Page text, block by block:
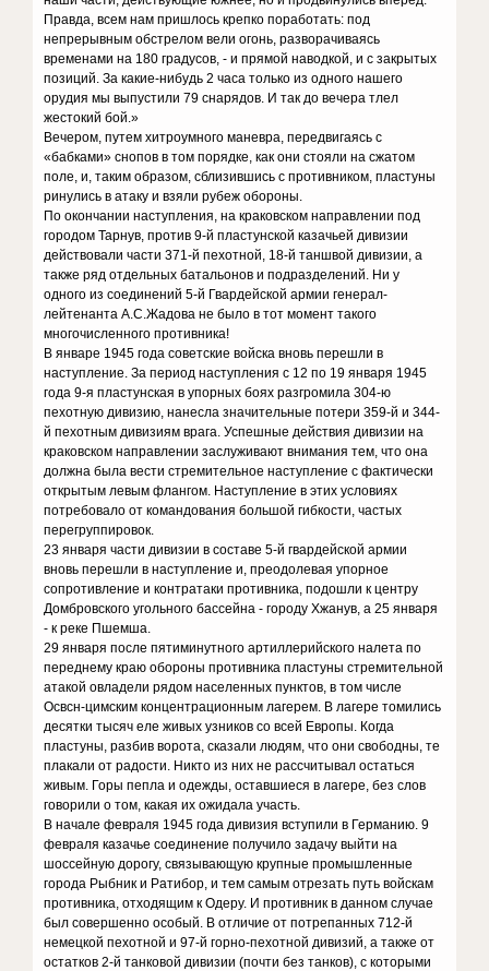
Правда, всем нам пришлось крепко поработать: под
непрерывным обстрелом вели огонь, разворачиваясь
временами на 180 градусов, - и прямой наводкой, и с закрытых
позиций. За какие-нибудь 2 часа только из одного нашего
орудия мы выпустили 79 снарядов. И так до вечера тлел
жестокий бой.»
Вечером, путем хитроумного маневра, передвигаясь с
«бабками» снопов в том порядке, как они стояли на сжатом
поле, и, таким образом, сблизившись с противником, пластуны
ринулись в атаку и взяли рубеж обороны.
По окончании наступления, на краковском направлении под
городом Тарнув, против 9-й пластунской казачьей дивизии
действовали части 371-й пехотной, 18-й таншвой дивизии, а
также ряд отдельных батальонов и подразделений. Ни у
одного из соединений 5-й Гвардейской армии генерал-
лейтенанта А.С.Жадова не было в тот момент такого
многочисленного противника!
В январе 1945 года советские войска вновь перешли в
наступление. За период наступления с 12 по 19 января 1945
года 9-я пластунская в упорных боях разгромила 304-ю
пехотную дивизию, нанесла значительные потери 359-й и 344-
й пехотным дивизиям врага. Успешные действия дивизии на
краковском направлении заслуживают внимания тем, что она
должна была вести стремительное наступление с фактически
открытым левым флангом. Наступление в этих условиях
потребовало от командования большой гибкости, частых
перегруппировок.
23 января части дивизии в составе 5-й гвардейской армии
вновь перешли в наступление и, преодолевая упорное
сопротивление и контратаки противника, подошли к центру
Домбровского угольного бассейна - городу Хжанув, а 25 января
- к реке Пшемша.
29 января после пятиминутного артиллерийского налета по
переднему краю обороны противника пластуны стремительной
атакой овладели рядом населенных пунктов, в том числе
Освсн-цимским концентрационным лагерем. В лагере томились
десятки тысяч еле живых узников со всей Европы. Когда
пластуны, разбив ворота, сказали людям, что они свободны, те
плакали от радости. Никто из них не рассчитывал остаться
живым. Горы пепла и одежды, оставшиеся в лагере, без слов
говорили о том, какая их ожидала участь.
В начале февраля 1945 года дивизия вступили в Германию. 9
февраля казачье соединение получило задачу выйти на
шоссейную дорогу, связывающую крупные промышленные
города Рыбник и Ратибор, и тем самым отрезать путь войскам
противника, отходящим к Одеру. И противник в данном случае
был совершенно особый. В отличие от потрепанных 712-й
немецкой пехотной и 97-й горно-пехотной дивизий, а также от
остатков 2-й танковой дивизии (почти без танков), с которыми